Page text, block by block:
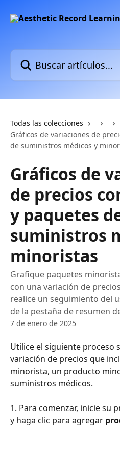
Buscar artículos...
Todas las colecciones
Gráficos de variaciones de
de suministros médicos y
Gráficos de
de precios
y paquetes
suministros
minoristas
Grafique paquetes
con una variación de
realice un seguimiento del
de la pestaña de resumen
7 de enero de 2025
Utilice el siguiente proceso
variación de precios que
minorista, un producto
suministros médicos.
1. Para comenzar, inicie su
y haga clic para agregar